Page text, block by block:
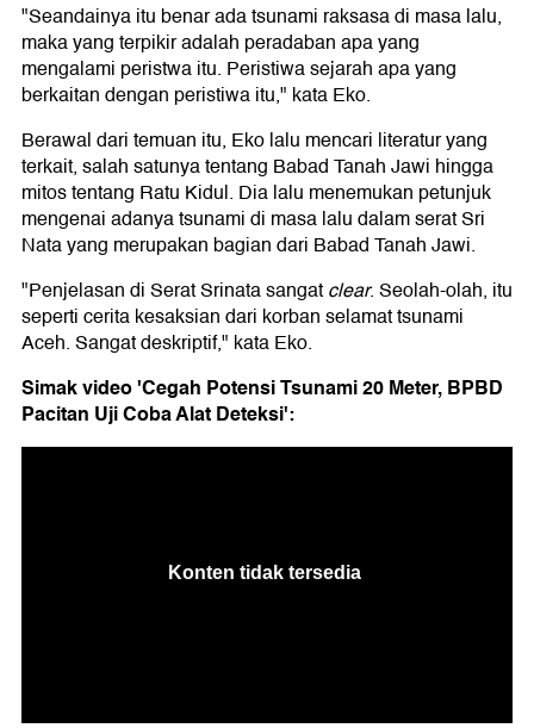
"Seandainya itu benar ada tsunami raksasa di masa lalu,
maka yang terpikir adalah peradaban apa yang
mengalami peristwa itu. Peristiwa sejarah apa yang
berkaitan dengan peristiwa itu," kata Eko.
Berawal dari temuan itu, Eko lalu mencari literatur yang
terkait, salah satunya tentang Babad Tanah Jawi hingga
mitos tentang Ratu Kidul. Dia lalu menemukan petunjuk
mengenai adanya tsunami di masa lalu dalam serat Sri
Nata yang merupakan bagian dari Babad Tanah Jawi.
"Penjelasan di Serat Srinata sangatclear. Seolah-olah, itu
seperti cerita kesaksian dari korban selamat tsunami
Aceh. Sangat deskriptif," kata Eko.
Simak video 'Cegah Potensi Tsunami 20 Meter, BPBD
Pacitan Uji Coba Alat Deteksi':